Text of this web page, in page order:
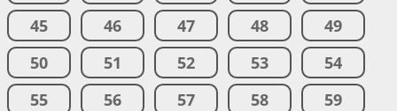
45
46 47 48
49
50
51 52 53
54
55
56 57 58
59